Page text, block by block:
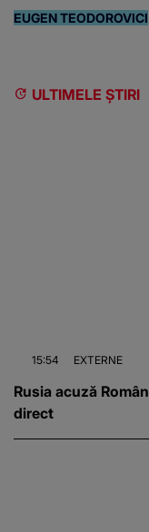
EUGEN TEODOROVICI
ULTIMELE ȘTIRI
15:54 EXTERNE
Rusia acuză
direct